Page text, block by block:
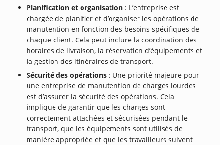
Planification et organisation : L’entreprise est
chargée de planifier et d’organiser les opérations de
manutention en fonction des besoins spécifiques de
chaque client. Cela peut inclure la coordination des
horaires de livraison, la réservation d’équipements et
la gestion des itinéraires de transport.
Sécurité des opérations : Une priorité majeure pour
une entreprise de manutention de charges lourdes
est d’assurer la sécurité des opérations. Cela
implique de garantir que les charges sont
correctement attachées et sécurisées pendant le
transport, que les équipements sont utilisés de
manière appropriée et que les travailleurs suivent